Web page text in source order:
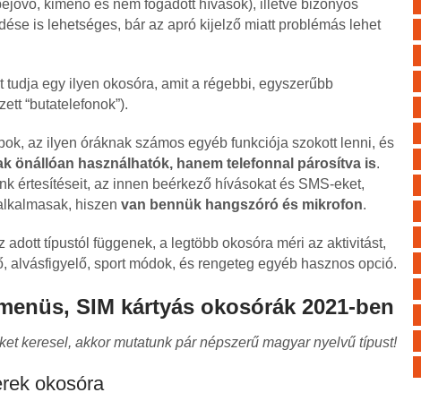
kimenő és nem fogadott hívások), illetve bizonyos
is lehetséges, bár az apró kijelző miatt problémás lehet
tudja egy ilyen okosóra, amit a régebbi, egyszerűbb
“butatelefonok”).
az ilyen óráknak számos egyéb funkciója szokott lenni, és
önállóan használhatók, hanem telefonnal párosítva is.
értesítéseit, az innen beérkező hívásokat és SMS-eket,
hiszen van bennük hangszóró és mikrofon.
adott típustól függenek, a legtöbb okosóra méri az aktivitást,
alvásfigyelő, sport módok, és rengeteg egyéb hasznos opció.
SIM kártyás okosórák 2021-ben
keresel, akkor mutatunk pár népszerű magyar nyelvű típust!
okosóra